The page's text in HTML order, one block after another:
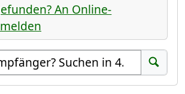
An Online-
Suchen